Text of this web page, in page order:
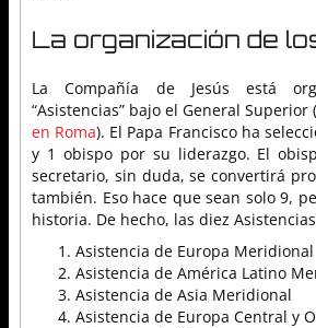
La organización de
La Compañía de Jesús está
“Asistencias” bajo el General Superior
en Roma). El Papa Francisco ha
y 1 obispo por su liderazgo. El
secretario, sin duda, se convertirá
también. Eso hace que sean solo 9,
historia. De hecho, las diez
Asistencia de Europa Meridional
Asistencia de América Latino
Asistencia de Asia Meridional
Asistencia de Europa Central y